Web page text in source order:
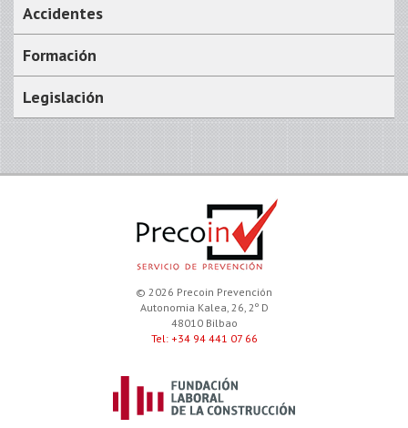
Accidentes
Formación
Legislación
© 2026 Precoin Prevención
Autonomia Kalea, 26, 2º D
48010 Bilbao
Tel: +34 94 441 07 66